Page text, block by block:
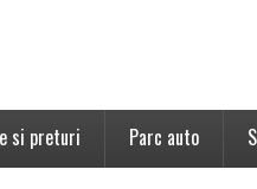
si preturi Parc auto